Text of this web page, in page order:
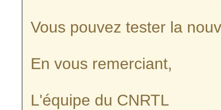
Vous pouvez tester la
En vous remerciant,
L'équipe du CNRTL